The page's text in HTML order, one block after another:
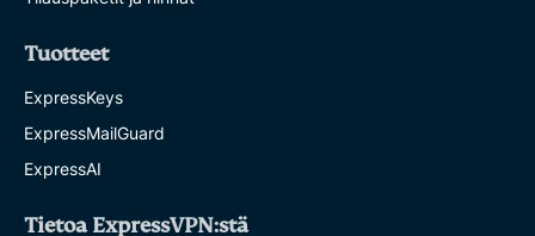
Tuotteet
ExpressKeys
ExpressMailGuard
ExpressAI
Tietoa ExpressVPN:stä